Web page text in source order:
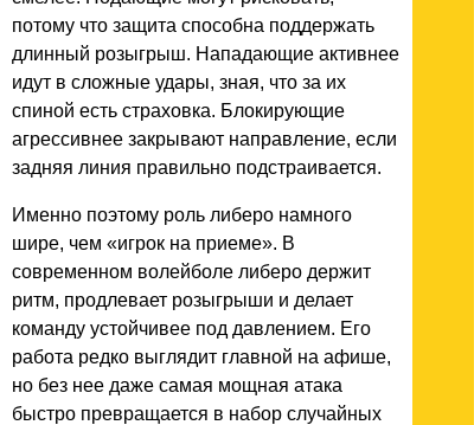
потому что защита способна поддержать
длинный розыгрыш. Нападающие активнее
идут в сложные удары, зная, что за их
спиной есть страховка. Блокирующие
агрессивнее закрывают направление, если
задняя линия правильно подстраивается.
Именно поэтому роль либеро намного
шире, чем «игрок на приеме». В
современном волейболе либеро держит
ритм, продлевает розыгрыши и делает
команду устойчивее под давлением. Его
работа редко выглядит главной на афише,
но без нее даже самая мощная атака
быстро превращается в набор случайных